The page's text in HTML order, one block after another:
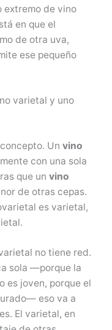
extremo de vino
en que el
de otra uva,
ese pequeño
varietal y uno
Un vino
con una sola
que un vino
de otras cepas.
es varietal,
no tiene red.
sola —porque la
es joven, porque el
eso va a
El varietal, en